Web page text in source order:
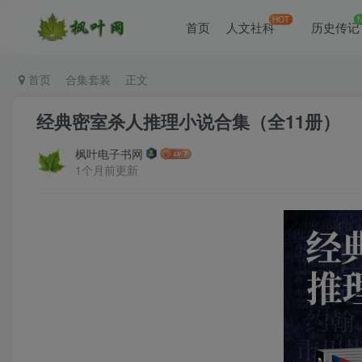
首页 人文社科HOT 历史传记
首页 合集套装 正文
经典密室杀人推理小说合集（全11册）
枫叶电子书网
1个月前更新